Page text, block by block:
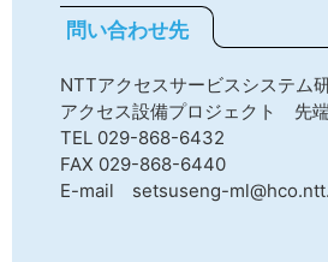
問い合わせ先
NTTアクセスサービスシステム
アクセス設備プロジェクト 先
TEL 029-868-6432
FAX 029-868-6440
E-mail setsuseng-